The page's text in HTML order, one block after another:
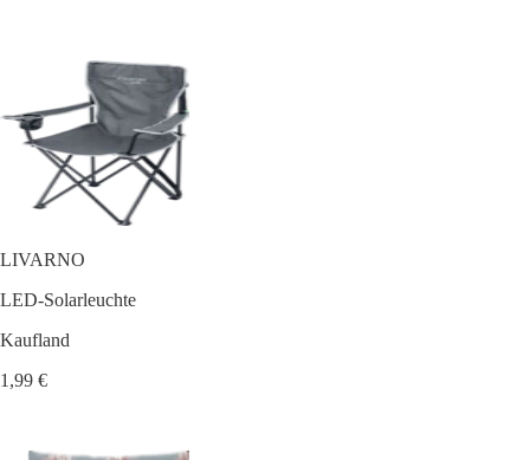
LIVARNO
LED-Solarleuchte
Kaufland
1,99 €